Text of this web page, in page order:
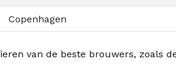
Copenhagen
van de beste brouwers, zoals